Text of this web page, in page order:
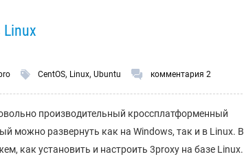
Linux
CentOS, Linux, Ubuntu комментария 2
производительный кроссплатформенный
можно развернуть как на Windows, так и в Linux. В
как установить и настроить 3proxy на базе Linux.